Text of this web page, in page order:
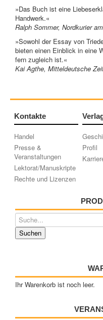
»Das Buch ist eine
Handwerk.«
Ralph Sommer, Nordkurier
»Sowohl der Essay von
bieten einen Einblick in eine
fern zugleich ist.«
Kai Agthe, Mitteldeutsche
Kontakte
Handel
Presse &
Veranstaltungen
Lektorat/Manuskripte
Rechte und Lizenzen
Profil
Ihr Warenkorb ist noch leer.